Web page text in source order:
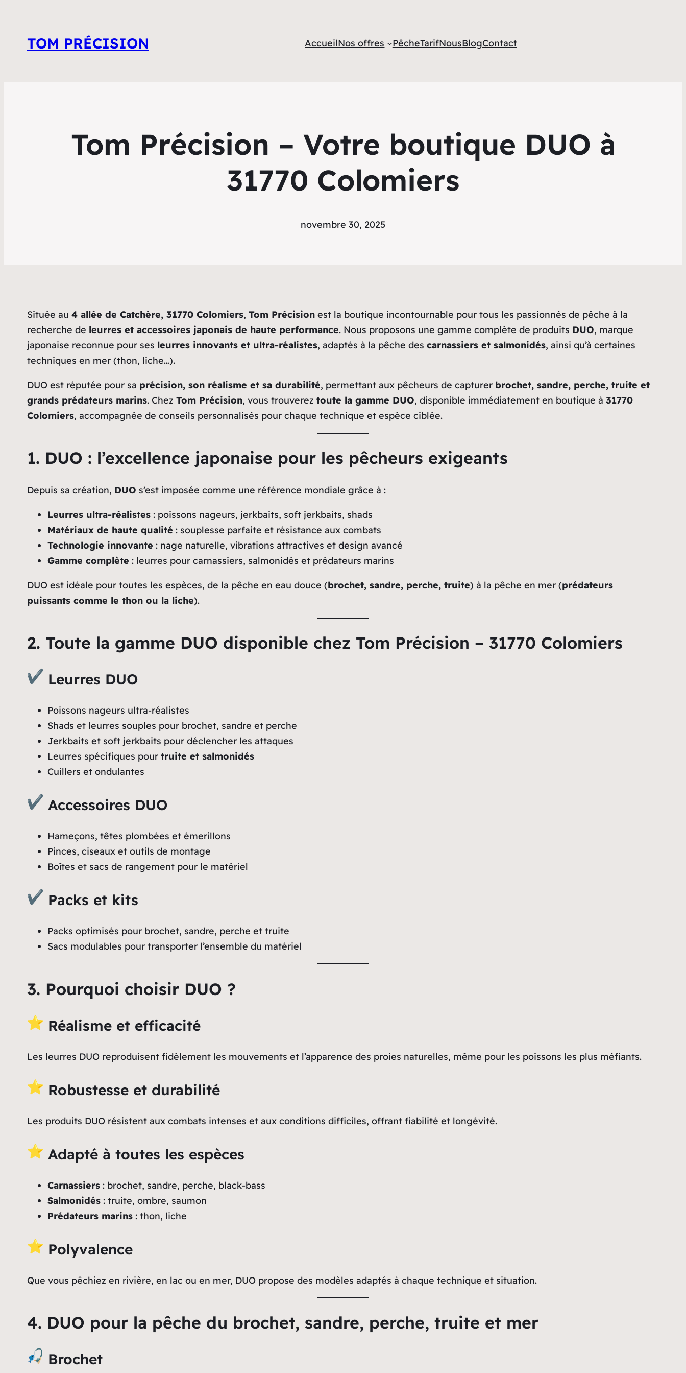
TOM PRÉCISION AccueilNos offres PêcheTarifNousBlogContact
Tom Précision – Votre boutique DUO à
31770 Colomiers
novembre 30, 2025
Située au 4 allée de Catchère, 31770 Colomiers, Tom Précisionest la boutique incontournable pour tous les passionnés de pêche à la
recherche de leurres et accessoires japonais de haute performance. Nous proposons une gamme complète de produits DUO, marque
japonaise reconnue pour ses leurres innovants et ultra-réalistes, adaptés à la pêche des carnassiers et salmonidés, ainsi qu’à certaines
techniques en mer (thon, liche…).
DUO est réputée pour sa précision, son réalisme et sa durabilité, permettant aux pêcheurs de capturer brochet, sandre, perche, truite et
grands prédateurs marins. Chez Tom Précision, vous trouverez toute la gamme DUO, disponible immédiatement en boutique à 31770
Colomiers, accompagnée de conseils personnalisés pour chaque technique et espèce ciblée.
1. DUO : l’excellence japonaise pour les pêcheurs exigeants
Depuis sa création, DUO s’est imposée comme une référence mondiale grâce à :
Leurres ultra-réalistes: poissons nageurs, jerkbaits, soft jerkbaits, shads
Matériaux de haute qualité : souplesse parfaite et résistance aux combats
Technologie innovante : nage naturelle, vibrations attractives et design avancé
Gamme complète : leurres pour carnassiers, salmonidés et prédateurs marins
DUO est idéale pour toutes les espèces, de la pêche en eau douce (brochet, sandre, perche, truite) à la pêche en mer (prédateurs
puissants comme le thon ou la liche).
2. Toute la gamme DUO disponible chez Tom Précision – 31770 Colomiers
Leurres DUO
Poissons nageurs ultra-réalistes
Shads et leurres souples pour brochet, sandre et perche
Jerkbaits et soft jerkbaits pour déclencher les attaques
Leurres spécifiques pour truite et salmonidés
Cuillers et ondulantes
Accessoires DUO
Hameçons, têtes plombées et émerillons
Pinces, ciseaux et outils de montage
Boîtes et sacs de rangement pour le matériel
Packs et kits
Packs optimisés pour brochet, sandre, perche et truite
Sacs modulables pour transporter l’ensemble du matériel
3. Pourquoi choisir DUO ?
Réalisme et efficacité
Les leurres DUO reproduisent fidèlement les mouvements et l’apparence des proies naturelles, même pour les poissons les plus méfiants.
Robustesse et durabilité
Les produits DUO résistent aux combats intenses et aux conditions difficiles, offrant fiabilité et longévité.
Adapté à toutes les espèces
Carnassiers: brochet, sandre, perche, black-bass
Salmonidés: truite, ombre, saumon
Prédateurs marins: thon, liche
Polyvalence
Que vous pêchiez en rivière, en lac ou en mer, DUO propose des modèles adaptés à chaque technique et situation.
4. DUO pour la pêche du brochet, sandre, perche, truite et mer
Brochet